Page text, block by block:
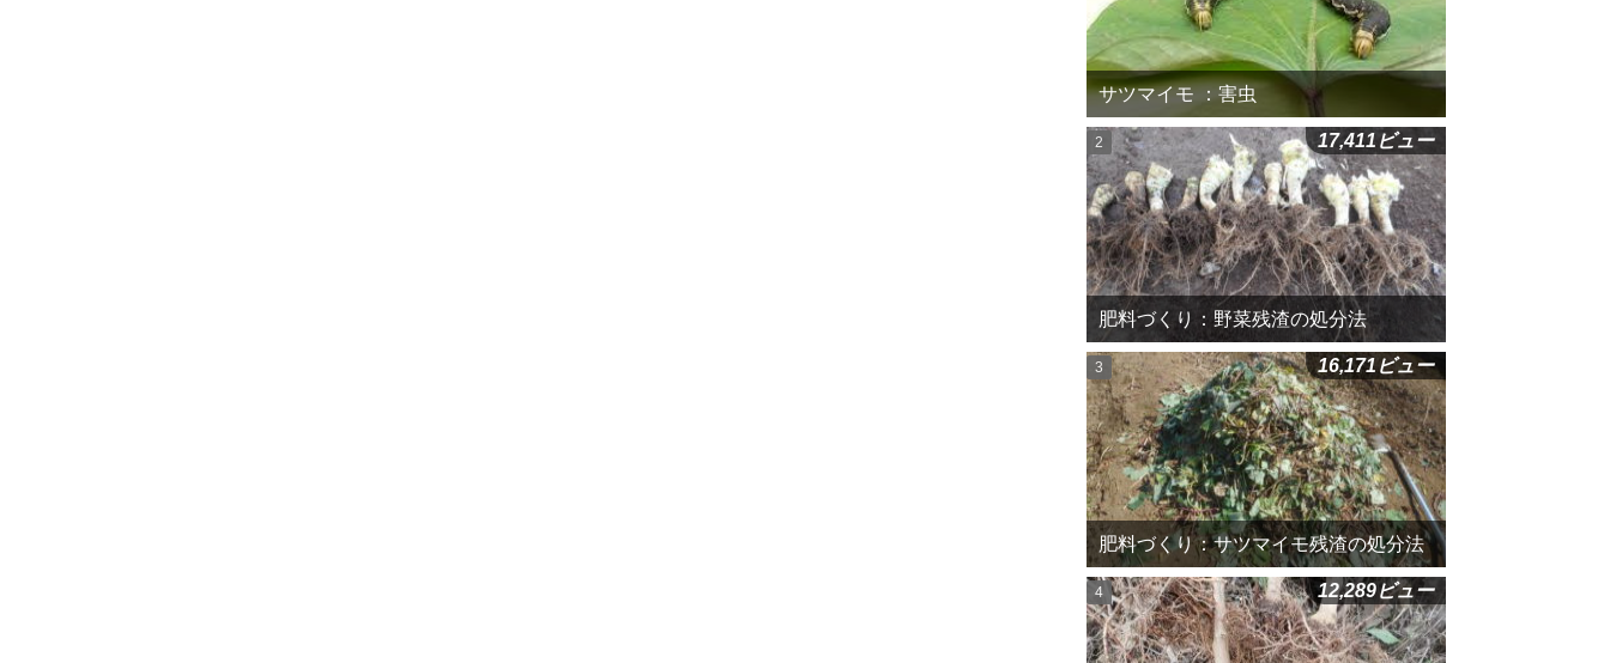
サツマイモ ：害虫
肥料づくり：野菜残渣の処分法
17,411ビュー
肥料づくり：サツマイモ残渣の処分法
16,171ビュー
12,289ビュー